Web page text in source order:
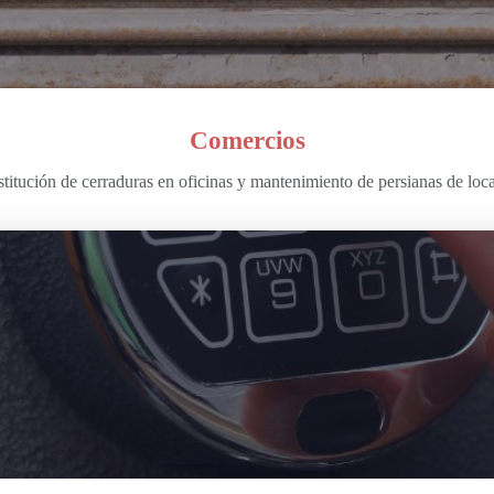
Comercios
de cerraduras en oficinas y mantenimiento de persianas de